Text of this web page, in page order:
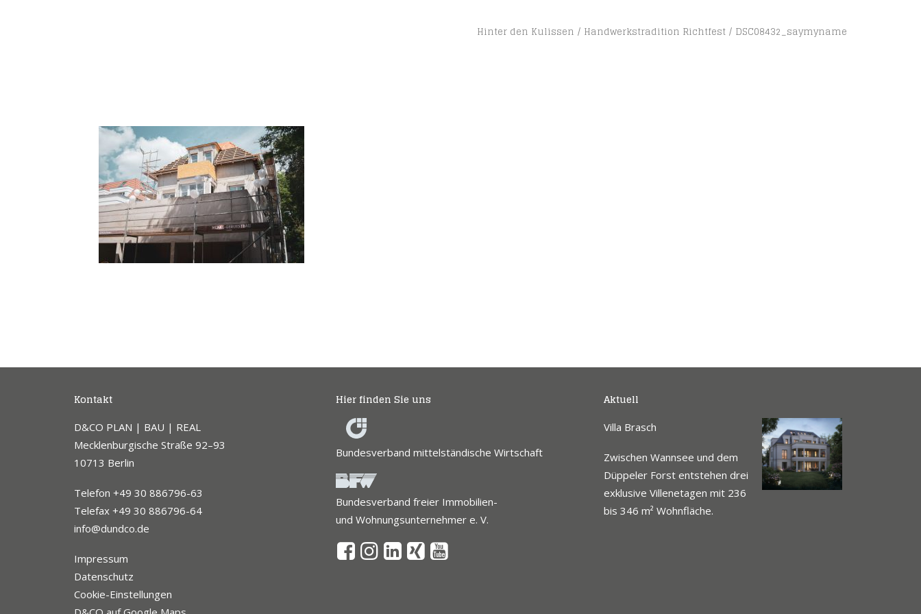
Hinter den Kulissen Handwerkstradition Richtfest DSC08432_saymyname
Kontakt
D&CO PLAN | BAU | REAL
Mecklenburgische Straße 92–93
10713 Berlin
Telefon +49 30 886796-63
Telefax +49 30 886796-64
info@dundco.de
Impressum
Datenschutz
Cookie-Einstellungen
Hier finden Sie uns
Bundesverband mittelständische Wirtschaft
Bundesverband freier Immobilien-
und Wohnungsunternehmer e. V.
Aktuell
Villa Brasch
Zwischen Wannsee und dem
Düppeler Forst entstehen drei
exklusive Villenetagen mit 236
bis 346 m² Wohnfläche.